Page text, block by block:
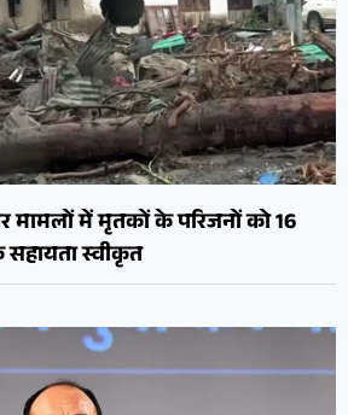
मामलों में मृतकों के परिजनों को 16
स्वीकृत